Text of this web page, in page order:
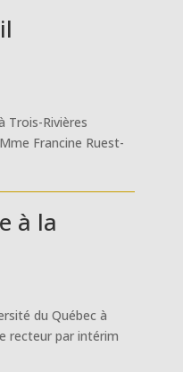
Trois-Rivières
Francine Ruest-
à la
du Québec à
recteur par intérim